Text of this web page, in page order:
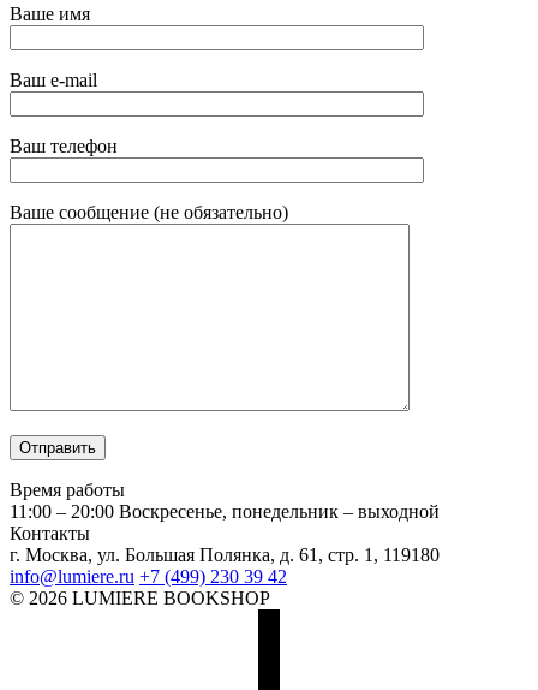
Ваше имя
Ваш e-mail
Ваш телефон
Ваше сообщение (не обязательно)
Время работы
11:00 – 20:00 Воскресенье, понедельник – выходной
Контакты
г. Москва, ул. Большая Полянка, д. 61, стр. 1, 119180
info@lumiere.ru +7 (499) 230 39 42
© 2026 LUMIERE BOOKSHOP